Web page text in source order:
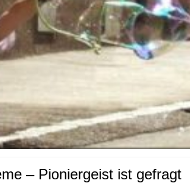
– Pioniergeist ist gefragt